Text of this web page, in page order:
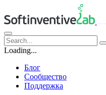
Loading...
Блог
Сообщество
Поддержка